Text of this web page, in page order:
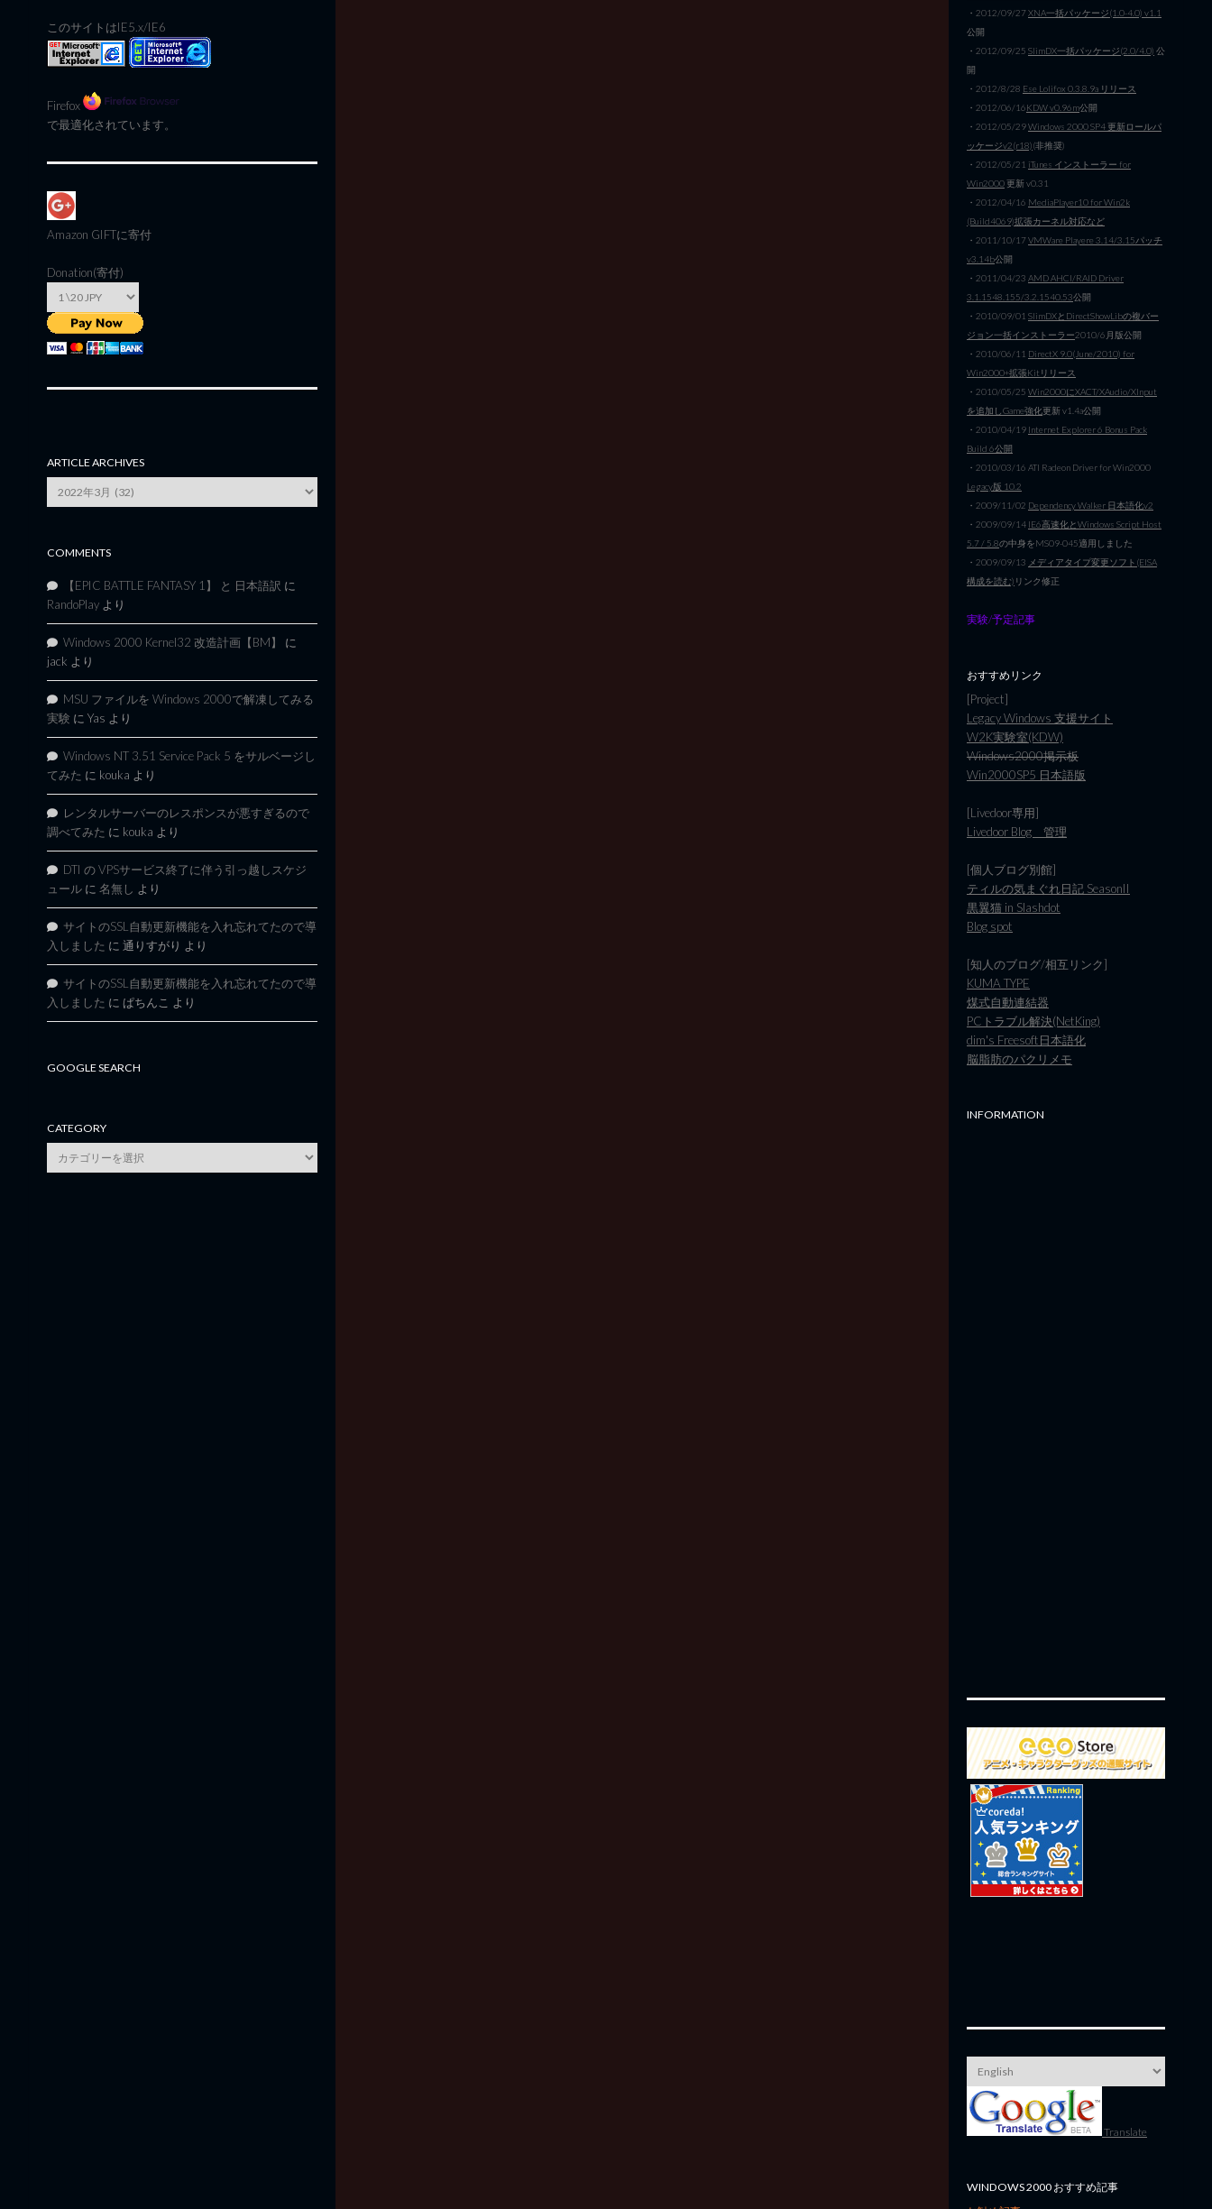
このサイトはIE5.x/IE6
Firefox
で最適化されています。
Amazon GIFTに寄付
Donation(寄付)
ARTICLE ARCHIVES
Archives
COMMENTS
【EPIC BATTLE FANTASY 1】 と 日本語訳 に
RandoPlay より
Windows 2000 Kernel32 改造計画【BM】
に
jack より
MSU ファイルを Windows 2000で解凍してみる
実験 に Yas より
Windows NT 3.51 Service Pack 5 をサルベージし
てみた に kouka より
レンタルサーバーのレスポンスが悪すぎるので
調べてみた に kouka より
DTI の VPSサービス終了に伴う引っ越しスケジ
ュール に 名無し より
サイトのSSL自動更新機能を入れ忘れてたので導
入しました に 通りすがり より
サイトのSSL自動更新機能を入れ忘れてたので導
入しました に ぱちんこ より
GOOGLE SEARCH
CATEGORY
category
・2012/09/27XNA一括パッケージ(1.0-4.0) v1.1
公開
・2012/09/25 SlimDX一括パッケージ(2.0/4.0) 公
開
・2012/8/28 Ese Lolifox 0.3.8.9a リリース
・2012/06/16KDW v0.96m公開
・2012/05/29Windows 2000 SP4 更新ロールパ
ッケージv2(r18)(非推奨)
・2012/05/21 iTunes インストーラー for
Win2000更新 v0.31
・2012/04/16 MediaPlayer10 for Win2k
(Build4069)拡張カーネル対応など
・2011/10/17VMWare Playere 3.14/3.15パッチ
v3.14b公開
・2011/04/23 AMD AHCI/RAID Driver
3.1.1548.155/3.2.1540.53公開
・2010/09/01 SlimDXとDirectShowLibの複バー
ジョン一括インストーラー2010/6月版公開
・2010/06/11 DirectX 9.0(June/2010) for
Win2000+拡張Kitリリース
・2010/05/25 Win2000にXACT/XAudio/XInput
を追加しGame強化更新 v1.4a公開
・2010/04/19 Internet Explorer 6 Bonus Pack
Build 6公開
・2010/03/16 ATI Radeon Driver for Win2000
Legacy版 10.2
・2009/11/02 Dependency Walker 日本語化v2
・2009/09/14 IE6高速化とWindows Script Host
5.7 / 5.8の中身をMS09-045適用しました
・2009/09/13 メディアタイプ変更ソフト(EISA
構成を読む) リンク修正
実験/予定記事
おすすめリンク
[Project]
Legacy Windows 支援サイト
W2K実験室(KDW)
Windows2000掲示板
Win2000SP5 日本語版
[Livedoor専用]
Livedoor Blog 管理
[個人ブログ別館]
ティルの気まぐれ日記 SeasonII
黒翼猫 in Slashdot
Blog spot
[知人のブログ/相互リンク]
KUMA TYPE
煤式自動連結器
PCトラブル解決(NetKing)
dim's Freesoft日本語化
脳脂肪のパクリメモ
INFORMATION
Translate
WINDOWS 2000 おすすめ記事